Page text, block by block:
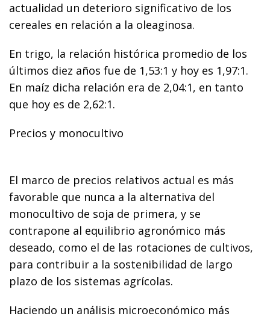
actualidad un deterioro significativo de los
cereales en relación a la oleaginosa.
En trigo, la relación histórica promedio de los
últimos diez años fue de 1,53:1 y hoy es 1,97:1.
En maíz dicha relación era de 2,04:1, en tanto
que hoy es de 2,62:1.
Precios y monocultivo
El marco de precios relativos actual es más
favorable que nunca a la alternativa del
monocultivo de soja de primera, y se
contrapone al equilibrio agronómico más
deseado, como el de las rotaciones de cultivos,
para contribuir a la sostenibilidad de largo
plazo de los sistemas agrícolas.
Haciendo un análisis microeconómico más